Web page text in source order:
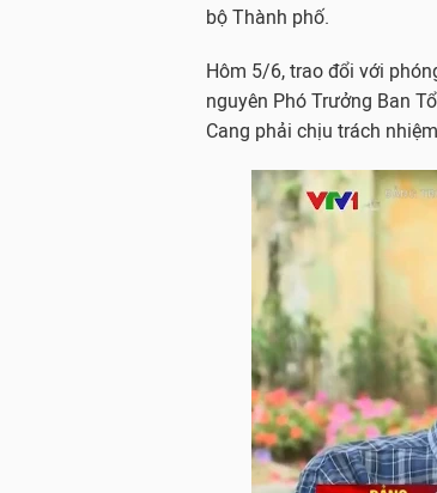
bộ Thành phố.
Hôm 5/6, trao đổi với
nguyên Phó Trưởng Ban
Cang phải chịu trách